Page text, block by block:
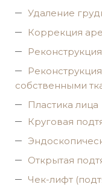
Удаление
Коррекция
собственными
Пластика лица
Круговая
Открытая
Чек-лифт